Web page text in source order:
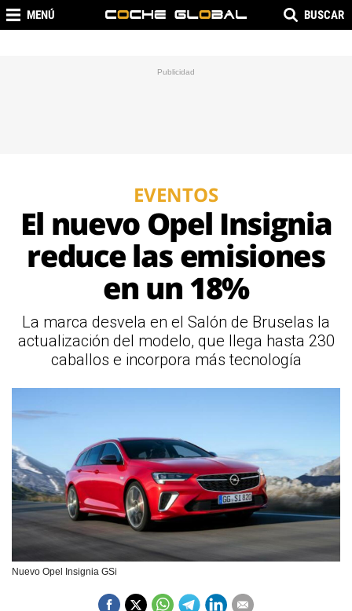
MENÚ BUSCAR
EVENTOS
El nuevo Opel Insignia
reduce las emisiones
en un 18%
La marca desvela en el Salón de Bruselas la
actualización del modelo, que llega hasta 230
caballos e incorpora más tecnología
Nuevo Opel Insignia GSi